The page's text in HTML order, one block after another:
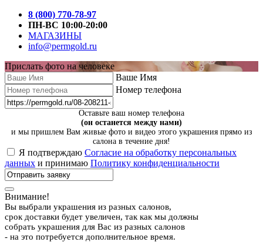
8 (800) 770-78-97
ПН-ВС 10:00-20:00
МАГАЗИНЫ
info@permgold.ru
Прислать фото на человеке
Ваше Имя
Номер телефона
Оставьте ваш номер телефона
(он останется между нами)
и мы пришлем Вам живые фото и видео этого украшения прямо из
салона в течение дня!
Я подтверждаю Согласие на обработку персональных
данных и принимаю Политику конфиденциальности
Внимание!
Вы выбрали украшения из разных салонов,
срок доставки будет увеличен, так как мы должны
собрать украшения для Вас из разных салонов
- на это потребуется дополнительное время.